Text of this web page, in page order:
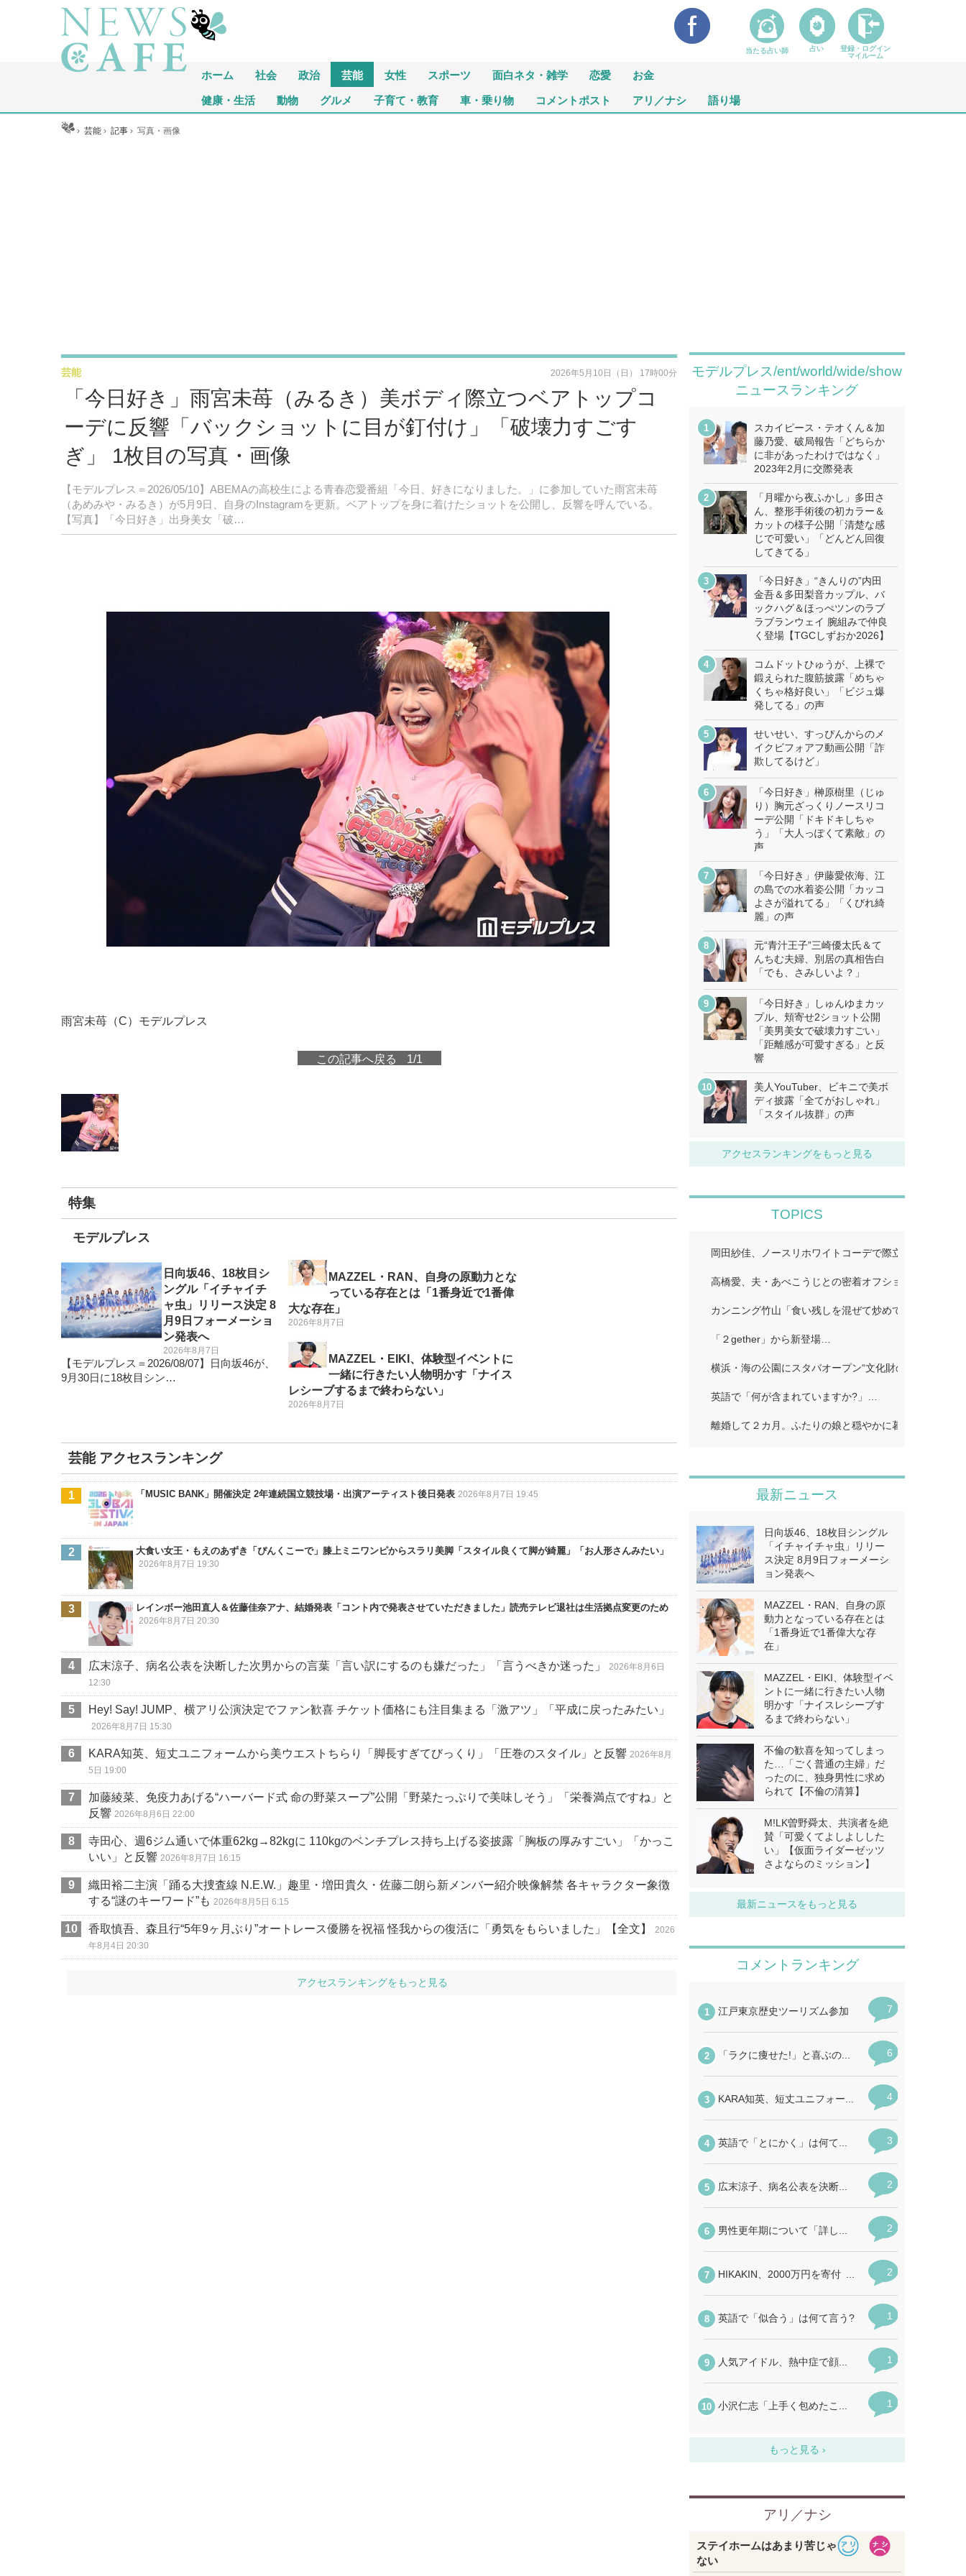
ホーム 社会 政治 芸能 女性 スポーツ 面白ネタ・雑学 恋愛 お金
健康・生活 動物 グルメ 子育て・教育 車・乗り物 コメントポスト アリ／ナシ 語り場
ホーム ›芸能 ›記事 ›写真・画像
「今日好き」雨宮未苺（みるき）美ボディ際立つベアトップコ
ーデに反響「バックショットに目が釘付け」「破壊力すごす
ぎ」 1枚目の写真・画像
【モデルプレス＝2026/05/10】ABEMAの高校生による青春恋愛番組「今日、好きになりました。」に参加していた雨宮未苺
（あめみや・みるき）が5月9日、自身のInstagramを更新。ベアトップを身に着けたショットを公開し、反響を呼んでいる。
【写真】「今日好き」出身美女「破…
芸能 2026年5月10日（日） 17時00分
雨宮未苺（C）モデルプレス
この記事へ戻る 1/1
特集
モデルプレス
日向坂46、18枚目シ
ングル「イチャイチ
ャ虫」リリース決定 8
月9日フォーメーショ
ン発表へ
2026年8月7日
【モデルプレス＝2026/08/07】日向坂46が、
9月30日に18枚目シン…
MAZZEL・RAN、自身の原動力とな
っている存在とは「1番身近で1番偉
大な存在」
2026年8月7日
MAZZEL・EIKI、体験型イベントに
一緒に行きたい人物明かす「ナイス
レシーブするまで終わらない」
2026年8月7日
芸能 アクセスランキング
「MUSIC BANK」開催決定 2年連続国立競技場・出演アーティスト後日発表 2026年8月7日 19:45
大食い女王・もえのあずき「ぴんくこーで」膝上ミニワンピからスラリ美脚「スタイル良くて脚が綺麗」「お人形さんみたい」
2026年8月7日 19:30
レインボー池田直人＆佐藤佳奈アナ、結婚発表「コント内で発表させていただきました」読売テレビ退社は生活拠点変更のため
2026年8月7日 20:30
広末涼子、病名公表を決断した次男からの言葉「言い訳にするのも嫌だった」「言うべきか迷った」
2026年8月6日
12:30
Hey! Say! JUMP、横アリ公演決定でファン歓喜 チケット価格にも注目集まる「激アツ」「平成に戻ったみたい」
2026年8月7日 15:30
KARA知英、短丈ユニフォームから美ウエストちらり「脚長すぎてびっくり」「圧巻のスタイル」と反響 2026年8月
5日 19:00
加藤綾菜、免疫力あげる“ハーバード式 命の野菜スープ”公開「野菜たっぷりで美味しそう」「栄養満点ですね」と
反響 2026年8月6日 22:00
寺田心、週6ジム通いで体重62kg→82kgに 110kgのベンチプレス持ち上げる姿披露「胸板の厚みすごい」「かっこ
いい」と反響 2026年8月7日 16:15
織田裕二主演「踊る大捜査線 N.E.W.」趣里・増田貴久・佐藤二朗ら新メンバー紹介映像解禁 各キャラクター象徴
する“謎のキーワード”も 2026年8月5日 6:15
香取慎吾、森且行“5年9ヶ月ぶり”オートレース優勝を祝福 怪我からの復活に「勇気をもらいました」【全文】
2026
年8月4日 20:30
アクセスランキングをもっと見る
モデルプレス/ent/world/wide/show
ニュースランキング
スカイピース・テオくん＆加
藤乃愛、破局報告「どちらか
に非があったわけではなく」
2023年2月に交際発表
「月曜から夜ふかし」多田さ
ん、整形手術後の初カラー＆
カットの様子公開「清楚な感
じで可愛い」「どんどん回復
してきてる」
「今日好き」“きんりの”内⽥
⾦吾＆多⽥梨⾳カップル、バ
ックハグ＆ほっぺツンのラブ
ラブランウェイ 腕組みで仲良
く登場【TGCしずおか2026】
コムドットひゅうが、上裸で
鍛えられた腹筋披露「めちゃ
くちゃ格好良い」「ビジュ爆
発してる」の声
せいせい、すっぴんからのメ
イクビフォアフ動画公開「詐
欺してるけど」
「今日好き」榊原樹里（じゅ
り）胸元ざっくりノースリコ
ーデ公開「ドキドキしちゃ
う」「大人っぽくて素敵」の
声
「今日好き」伊藤愛依海、江
の島での水着姿公開「カッコ
よさが溢れてる」「くびれ綺
麗」の声
元“青汁王子”三崎優太氏＆て
んちむ夫婦、別居の真相告白
「でも、さみしいよ？」
「今日好き」しゅんゆまカッ
プル、頬寄せ2ショット公開
「美男美女で破壊力すごい」
「距離感が可愛すぎる」と反
響
美人YouTuber、ビキニで美ボ
ディ披露「全てがおしゃれ」
「スタイル抜群」の声
アクセスランキングをもっと見る
TOPICS
岡田紗佳、ノースリホワイトコーデで際立つ美スタイ
高橋愛、夫・あべこうじとの密着オフショット公開「
カンニング竹山「食い残しを混ぜて炒めて味つけて」…
「２gether」から新登場…
横浜・海の公園にスタバオープン“文化財のレトロ洋館
英語で「何が含まれていますか?」…
離婚して２カ月。ふたりの娘と穏やかに暮らしている
最新ニュース
日向坂46、18枚目シングル
「イチャイチャ虫」リリー
ス決定 8月9日フォーメーシ
ョン発表へ
MAZZEL・RAN、自身の原
動力となっている存在とは
「1番身近で1番偉大な存
在」
MAZZEL・EIKI、体験型イベ
ントに一緒に行きたい人物
明かす「ナイスレシーブす
るまで終わらない」
不倫の歓喜を知ってしまっ
た…「ごく普通の主婦」だ
ったのに、独身男性に求め
られて【不倫の清算】
M!LK曽野舜太、共演者を絶
賛「可愛くてよしよしした
い」【仮面ライダーゼッツ
さよならのミッション】
最新ニュースをもっと見る
当たる占い師 占い
登録・ログイン
マイルーム